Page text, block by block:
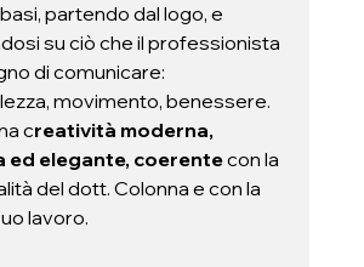
partendo dal logo, e
su ciò che il professionista
di comunicare:
movimento, benessere.
creatività moderna,
ed elegante, coerente con la
del dott. Colonna e con la
lavoro.